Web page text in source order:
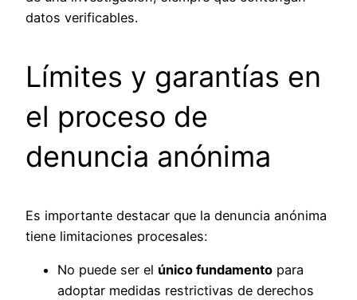
datos verificables.
Límites y garantías en
el proceso de
denuncia anónima
Es importante destacar que la denuncia anónima
tiene limitaciones procesales:
No puede ser el único fundamento para
adoptar medidas restrictivas de derechos